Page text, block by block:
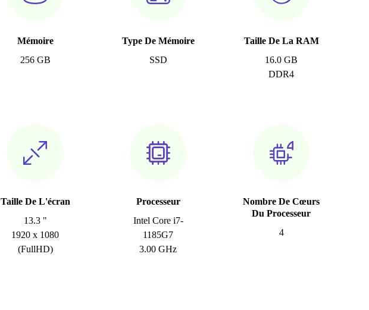
Mémoire
256 GB
Type De Mémoire
SSD
Taille De La RAM
16.0 GB
DDR4
Taille De L'écran
13.3 "
1920 x 1080
(FullHD)
Processeur
Intel Core i7-
1185G7
3.00 GHz
Nombre De Cœurs
Du Processeur
4